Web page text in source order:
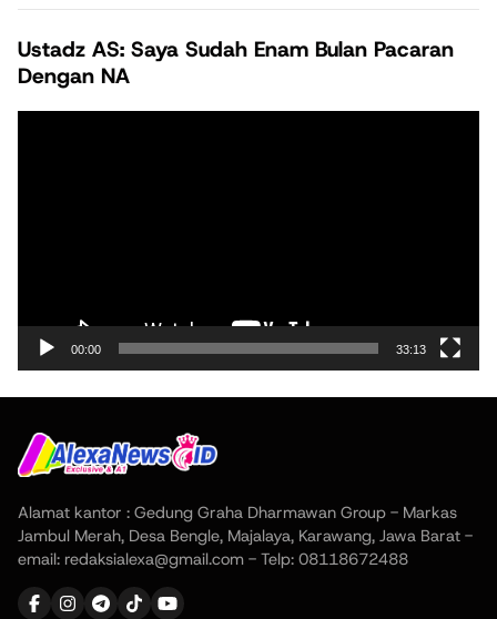
Ustadz AS: Saya Sudah Enam Bulan Pacaran
Dengan NA
00:00 33:13
Alamat kantor : Gedung Graha Dharmawan Group - Markas
Jambul Merah, Desa Bengle, Majalaya, Karawang, Jawa Barat -
email: redaksialexa@gmail.com - Telp: 08118672488